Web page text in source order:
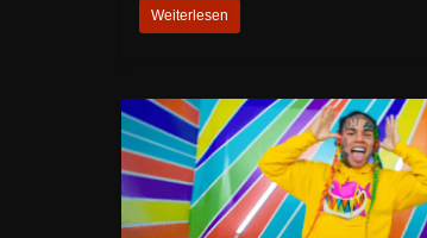
Weiterlesen